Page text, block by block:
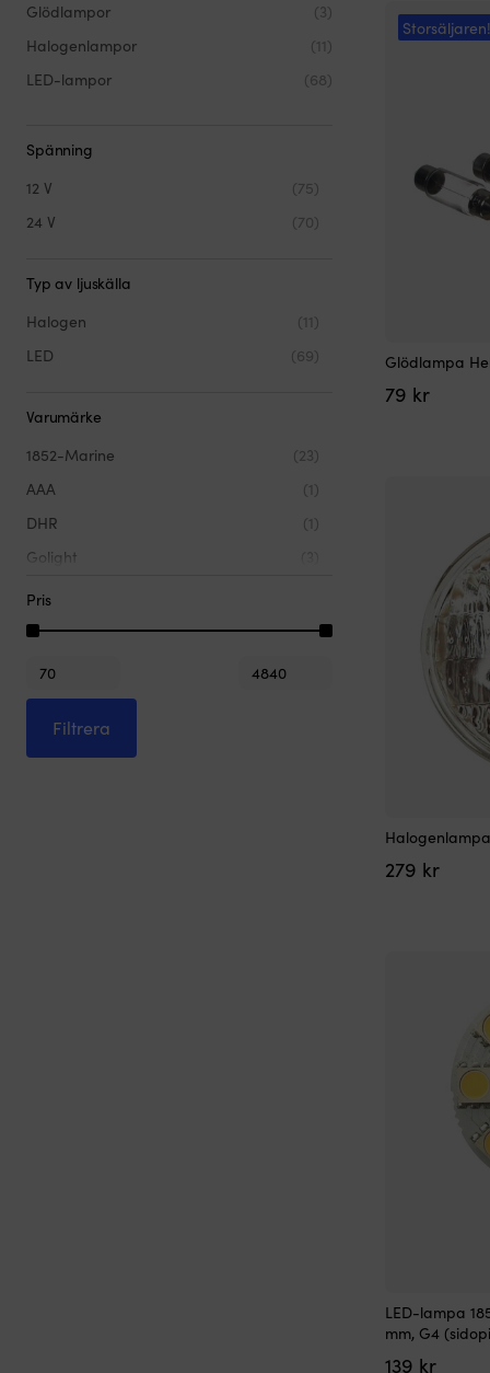
Glödlampor
(3)
Halogenlampor
(11)
LED-lampor
(68)
Spänning
12 V
(75)
24 V
(70)
Typ av ljuskälla
Halogen
(11)
LED
(69)
Varumärke
1852-Marine
(23)
AAA
(1)
DHR
(1)
Golight
Hella
NauticLED
(46)
Pris
Min
pris
Max
pris
Filtrera
Storsäljaren!
Glödlampa
79 kr
279 kr
LED-lampa
mm, G4
139 kr